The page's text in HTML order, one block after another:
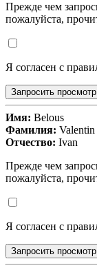
Прежде чем
пожалуйста,
Я согласен с
Запросить
Имя: Belous
Фамилия: Valentin
Отчество: Ivan
Прежде чем
пожалуйста,
Я согласен с
Запросить